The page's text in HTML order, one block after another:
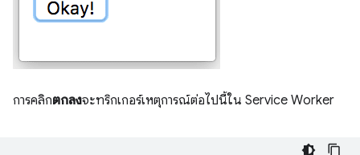
การคลิกตกลงจะทริกเกอร์เหตุการณ์ต่อไปนี้ใน Service Worker